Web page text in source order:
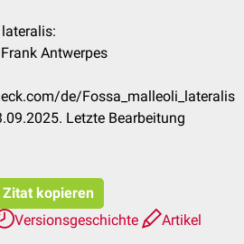
Antwerpes
de/Fossa_malleoli_lateralis
Letzte Bearbeitung
Zitat kopieren
Versionsgeschichte
Artikel